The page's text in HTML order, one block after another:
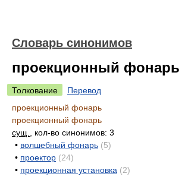
Словарь синонимов
проекционный фонарь
Толкование
Перевод
проекционный фонарь
проекционный фонарь
сущ.
, кол-во синонимов: 3
• волшебный фонарь (5)
• проектор (24)
• проекционная установка (2)